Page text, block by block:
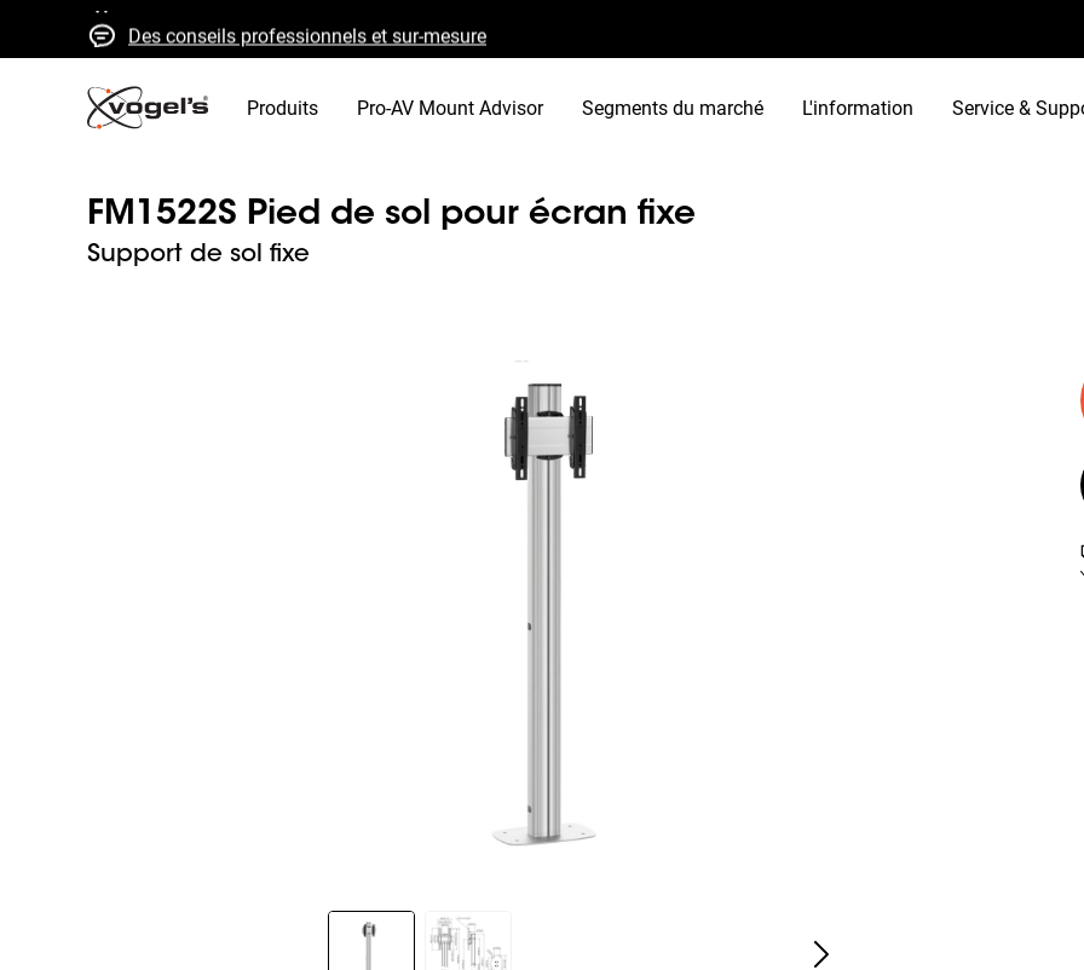
Des conseils professionnels et sur-mesure
Devis et livraison rapides
Qualité élevée garantie
Produits Pro-AV Mount Advisor Segments du marché L'information Service &
FM1522S Pied de sol pour écran fixe
Support de sol fixe
Slide 1 of 2